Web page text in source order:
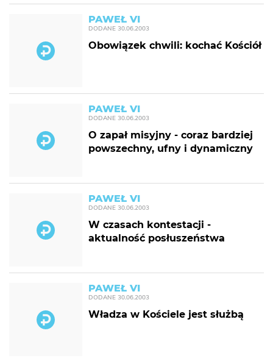
PAWEŁ VI
DODANE 30.06.2003
Obowiązek chwili: kochać Kościół
PAWEŁ VI
DODANE 30.06.2003
O zapał misyjny - coraz bardziej
powszechny, ufny i dynamiczny
PAWEŁ VI
DODANE 30.06.2003
W czasach kontestacji -
aktualność posłuszeństwa
PAWEŁ VI
DODANE 30.06.2003
Władza w Kościele jest służbą